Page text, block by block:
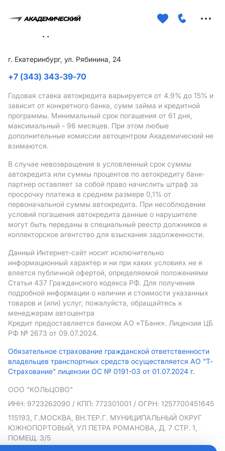
г. Екатеринбург, ул. Рябинина, 24
+7 (343) 343-39-70
Годовая ставка автокредита варьируется от 4.9% до 15% и
зависит от конкретного банка, сумм займа и кредитной
программы. Минимальный срок погашения от 61 дня,
максимальный - 96 месяцев. При этом любые
дополнительные комиссии автоцентром Академический не
взимаются.
В случае невозвращения в условленный срок суммы
автокредита или суммы процентов по автокредиту банк-
партнер оставляет за собой право начислить штраф за
просрочку платежа в среднем размере 0,1% от
первоначальной суммы автокредита. При несоблюдении
условий погашения автокредита данные о нарушителе
могут быть переданы в специальный реестр должников и
коллекторское агентство для взыскания задолженности.
Данный Интернет-сайт носит исключительно
информационный характер и ни при каких условиях не я
вляется публичной офертой, определяемой положениями
Статьи 437 Гражданского кодекса РФ. Для получения
подробной информации о наличии и стоимости указанных
товаров и (или) услуг, пожалуйста, обращайтесь к
менеджерам автоцентра
Кредит предоставляется банком АO «ТБанк». Лицензия ЦБ
РФ № 2673 от 09.07.2024.
Обязательное страхование гражданской ответственности
владельцев транспортных средств осуществляется АО "Т-
Страхование" лицензии ОС № 0191-03 от 01.07.2024 г.
ООО "КОЛЬЦОВО"
ИНН: 9723262090 / КПП: 772301001 / ОГРН: 1257700451645
115193, Г.МОСКВА, ВН.ТЕР.Г. МУНИЦИПАЛЬНЫЙ ОКРУГ
ЮЖНОПОРТОВЫЙ, УЛ ПЕТРА РОМАНОВА, Д. 7 СТР. 1,
ПОМЕЩ. 3/5